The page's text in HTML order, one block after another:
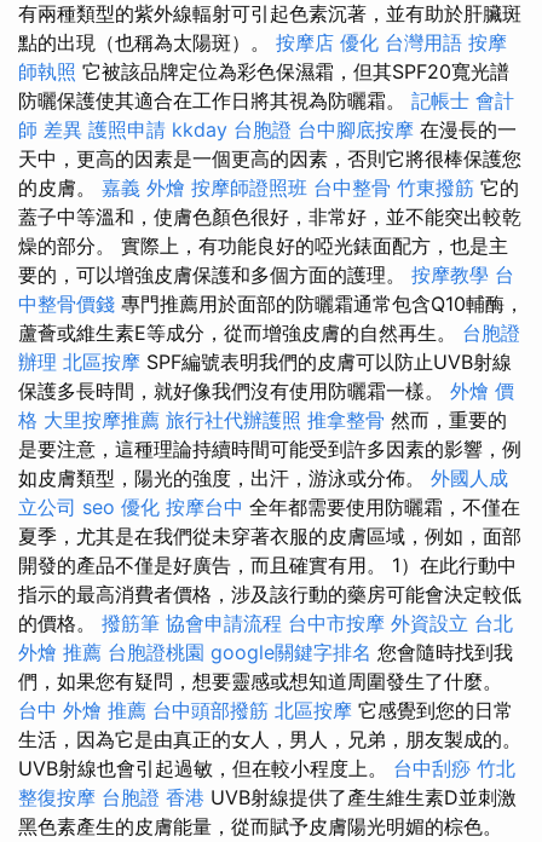
有兩種類型的紫外線輻射可引起色素沉著，並有助於肝臟斑
點的出現（也稱為太陽斑）。 按摩店 優化 台灣用語 按摩
師執照 它被該品牌定位為彩色保濕霜，但其SPF20寬光譜
防曬保護使其適合在工作日將其視為防曬霜。 記帳士 會計
師 差異 護照申請 kkday 台胞證 台中腳底按摩 在漫長的一
天中，更高的因素是一個更高的因素，否則它將很棒保護您
的皮膚。 嘉義 外燴 按摩師證照班 台中整骨 竹東撥筋 它的
蓋子中等溫和，使膚色顏色很好，非常好，並不能突出較乾
燥的部分。 實際上，有功能良好的啞光錶面配方，也是主
要的，可以增強皮膚保護和多個方面的護理。 按摩教學 台
中整骨價錢 專門推薦用於面部的防曬霜通常包含Q10輔酶，
蘆薈或維生素E等成分，從而增強皮膚的自然再生。 台胞證
辦理 北區按摩 SPF編號表明我們的皮膚可以防止UVB射線
保護多長時間，就好像我們沒有使用防曬霜一樣。 外燴 價
格 大里按摩推薦 旅行社代辦護照 推拿整骨 然而，重要的
是要注意，這種理論持續時間可能受到許多因素的影響，例
如皮膚類型，陽光的強度，出汗，游泳或分佈。 外國人成
立公司 seo 優化 按摩台中 全年都需要使用防曬霜，不僅在
夏季，尤其是在我們從未穿著衣服的皮膚區域，例如，面部
開發的產品不僅是好廣告，而且確實有用。 1）在此行動中
指示的最高消費者價格，涉及該行動的藥房可能會決定較低
的價格。 撥筋筆 協會申請流程 台中市按摩 外資設立 台北
外燴 推薦 台胞證桃園 google關鍵字排名 您會隨時找到我
們，如果您有疑問，想要靈感或想知道周圍發生了什麼。
台中 外燴 推薦 台中頭部撥筋 北區按摩 它感覺到您的日常
生活，因為它是由真正的女人，男人，兄弟，朋友製成的。
UVB射線也會引起過敏，但在較小程度上。 台中刮痧 竹北
整復按摩 台胞證 香港 UVB射線提供了產生維生素D並刺激
黑色素產生的皮膚能量，從而賦予皮膚陽光明媚的棕色。